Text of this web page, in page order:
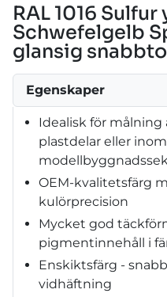
RAL 1016
Schwefelgelb
glansig
Egenskaper
Idealisk för målning
plastdelar eller
OEM-kvalitetsfärg
kulörprecision
Mycket god
pigmentinnehåll i
Enskiktsfärg -
vidhäftning